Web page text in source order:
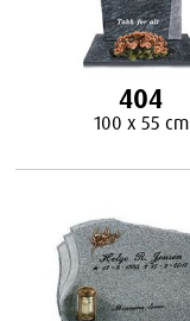
404
100 x 55 cm